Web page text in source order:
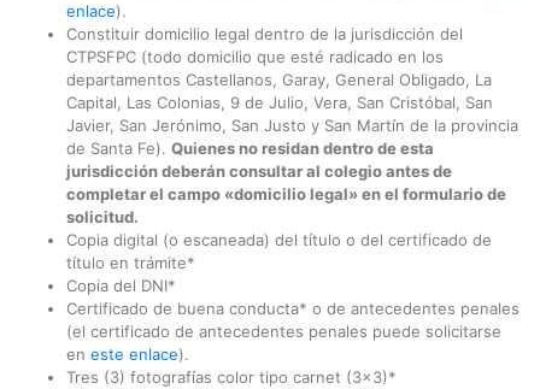
enlace).
Constituir domicilio legal dentro de la jurisdicción del
CTPSFPC (todo domicilio que esté radicado en los
departamentos Castellanos, Garay, General Obligado, La
Capital, Las Colonias, 9 de Julio, Vera, San Cristóbal, San
Javier, San Jerónimo, San Justo y San Martín de la provincia
de Santa Fe). Quienes no residan dentro de esta
jurisdicción deberán consultar al colegio antes de
completar el campo «domicilio legal» en el formulario de
solicitud.
Copia digital (o escaneada) del título o del certificado de
título en trámite*
Copia del DNI*
Certificado de buena conducta* o de antecedentes penales
(el certificado de antecedentes penales puede solicitarse
en este enlace).
Tres (3) fotografías color tipo carnet (3x3)*